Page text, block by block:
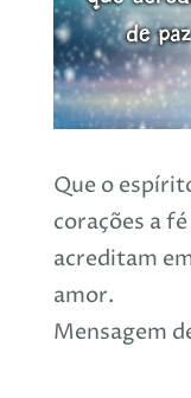
Que o
corações a
acreditam
amor.
Mensagem